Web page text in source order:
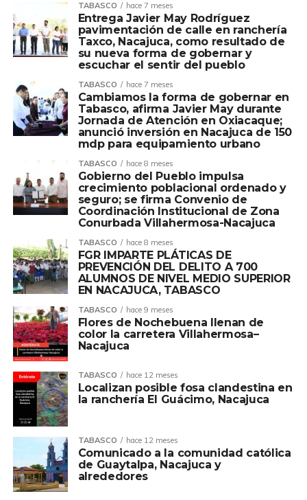
TABASCO hace 7 meses
Entrega Javier May Rodríguez
pavimentación de calle en ranchería
Taxco, Nacajuca, como resultado de
su nueva forma de gobernar y
escuchar el sentir del pueblo
TABASCO hace 7 meses
Cambiamos la forma de gobernar en
Tabasco, afirma Javier May durante
Jornada de Atención en Oxiacaque;
anunció inversión en Nacajuca de 150
mdp para equipamiento urbano
TABASCO hace 8 meses
Gobierno del Pueblo impulsa
crecimiento poblacional ordenado y
seguro; se firma Convenio de
Coordinación Institucional de Zona
Conurbada Villahermosa-Nacajuca
TABASCO hace 8 meses
FGR IMPARTE PLÁTICAS DE
PREVENCIÓN DEL DELITO A 700
ALUMNOS DE NIVEL MEDIO SUPERIOR
EN NACAJUCA, TABASCO
TABASCO hace 9 meses
Flores de Nochebuena llenan de
color la carretera Villahermosa–
Nacajuca
TABASCO hace 12 meses
Localizan posible fosa clandestina en
la ranchería El Guácimo, Nacajuca
TABASCO hace 12 meses
Comunicado a la comunidad católica
de Guaytalpa, Nacajuca y
alrededores